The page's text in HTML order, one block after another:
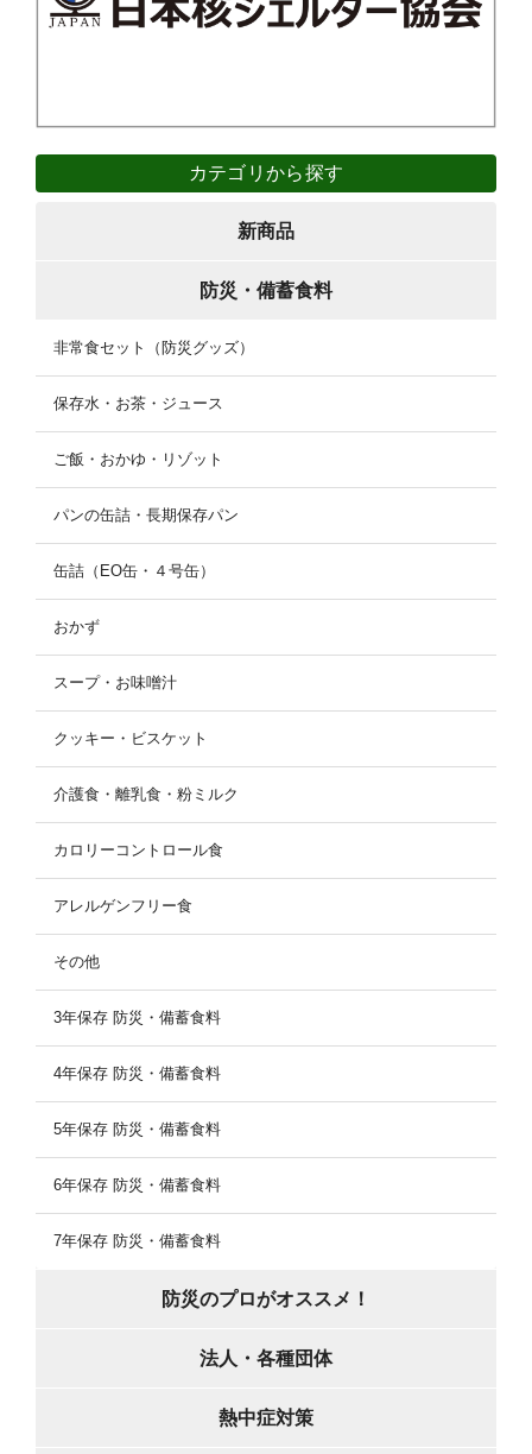
カテゴリから探す
新商品
防災・備蓄食料
非常食セット（防災グッズ）
保存水・お茶・ジュース
ご飯・おかゆ・リゾット
パンの缶詰・長期保存パン
缶詰（EO缶・４号缶）
おかず
スープ・お味噌汁
クッキー・ビスケット
介護食・離乳食・粉ミルク
カロリーコントロール食
アレルゲンフリー食
その他
3年保存 防災・備蓄食料
4年保存 防災・備蓄食料
5年保存 防災・備蓄食料
6年保存 防災・備蓄食料
7年保存 防災・備蓄食料
防災のプロがオススメ！
法人・各種団体
熱中症対策